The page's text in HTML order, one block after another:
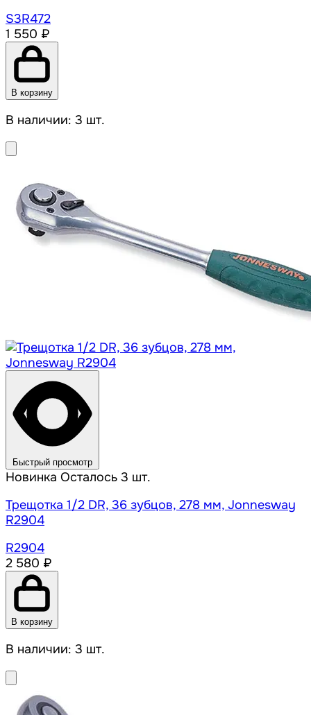
S3R472
1 550 ₽
В корзину
В наличии: 3 шт.
Быстрый просмотр
Новинка Осталось 3 шт.
Трещотка 1/2 DR, 36 зубцов, 278 мм, Jonnesway
R2904
R2904
2 580 ₽
В корзину
В наличии: 3 шт.